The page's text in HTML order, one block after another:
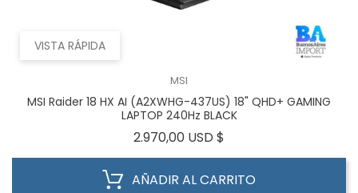
VISTA RÁPIDA
MSI
MSI Raider 18 HX AI (A2XWHG-437US) 18" QHD+ GAMING
LAPTOP 240Hz BLACK
2.970,00 USD $
AÑADIR AL CARRITO